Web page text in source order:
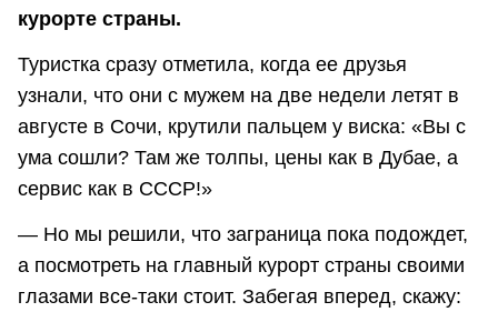
курорте страны.
Туристка сразу отметила, когда ее друзья
узнали, что они с мужем на две недели летят в
августе в Сочи, крутили пальцем у виска: «Вы с
ума сошли? Там же толпы, цены как в Дубае, а
сервис как в СССР!»
— Но мы решили, что заграница пока подождет,
а посмотреть на главный курорт страны своими
глазами все-таки стоит. Забегая вперед, скажу: